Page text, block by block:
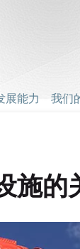
展能力 我们
施的